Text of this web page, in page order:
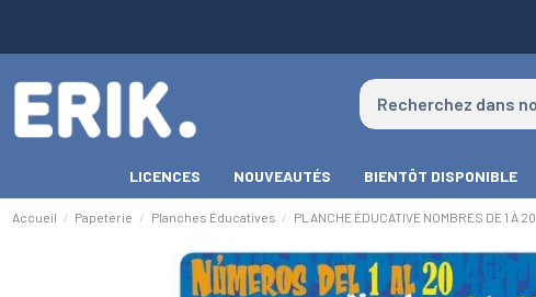
LICENCES NOUVEAUTÉS BIENTÔT DISPONIBLE
Accueil Papeterie Planches Éducatives PLANCHE ÉDUCATIVE NOMBRES DE 1 À 20